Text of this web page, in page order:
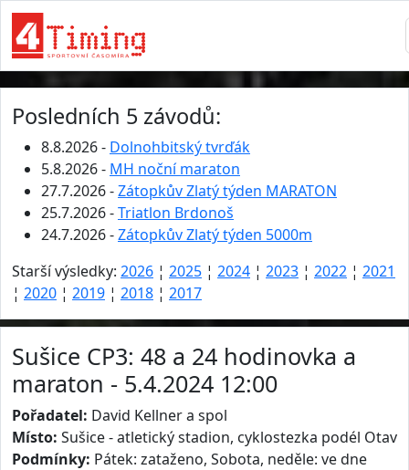
Posledních 5 závodů:
8.8.2026 - Dolnohbitský tvrďák
5.8.2026 - MH noční maraton
27.7.2026 -Zátopkův Zlatý týden MARATON
25.7.2026 -Triatlon Brdonoš
24.7.2026 -Zátopkův Zlatý týden 5000m
Starší výsledky: 2026 ¦ 2025 ¦ 2024 ¦ 2023 ¦ 2022 ¦ 2021
¦ 2020 ¦ 2019 ¦ 2018 ¦ 2017
Sušice CP3: 48 a 24 hodinovka a
maraton - 5.4.2024 12:00
Pořadatel: David Kellner a spol
Místo: Sušice - atletický stadion, cyklostezka podél Otav
Podmínky: Pátek: zataženo, Sobota, neděle: ve dne